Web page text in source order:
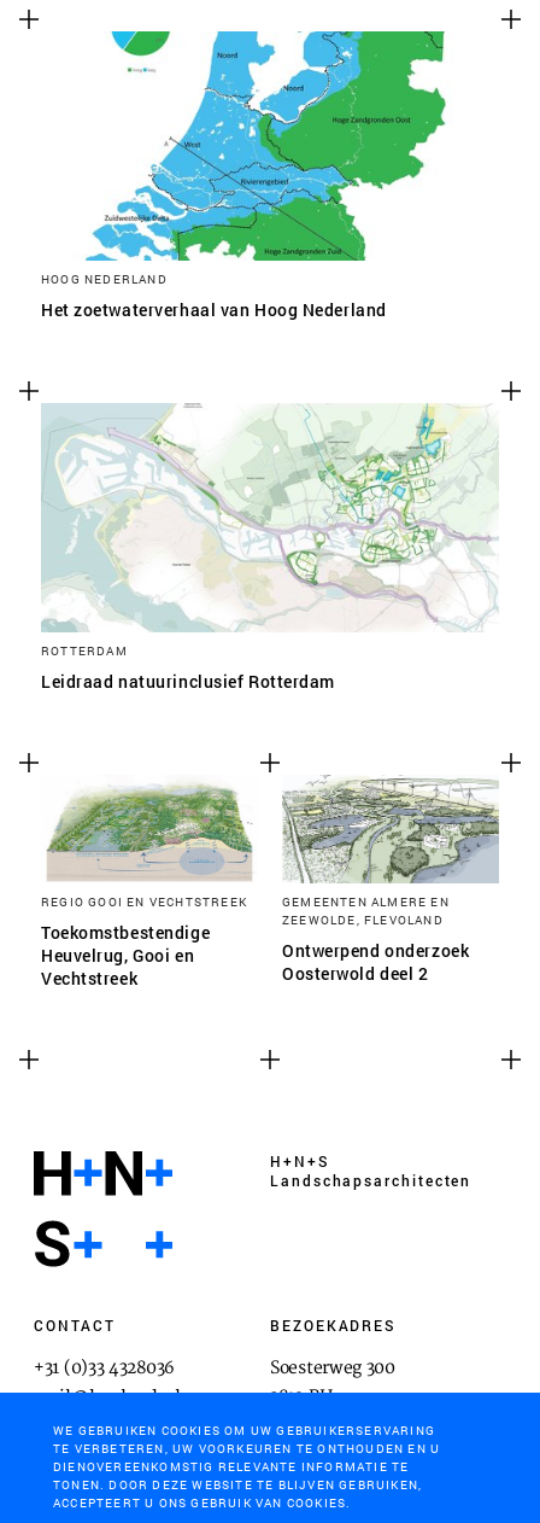
HOOG NEDERLAND
Het zoetwaterverhaal van Hoog Nederland
ROTTERDAM
Leidraad natuurinclusief Rotterdam
REGIO GOOI EN VECHTSTREEK
Toekomstbestendige
Heuvelrug, Gooi en
Vechtstreek
GEMEENTEN ALMERE EN
ZEEWOLDE, FLEVOLAND
Ontwerpend onderzoek
Oosterwold deel 2
H+N+S
Landschaps­architecten
CONTACT
+31 (0)33 4328036
mail@hnsland.nl
BEZOEKADRES
Soesterweg 300
3812 BH
Amersfoort
POSTADRES
WE GEBRUIKEN COOKIES OM UW GEBRUIKERSERVARING
TE VERBETEREN, UW VOORKEUREN TE ONTHOUDEN EN U
DIENOVEREENKOMSTIG RELEVANTE INFORMATIE TE
TONEN. DOOR DEZE WEBSITE TE BLIJVEN GEBRUIKEN,
ACCEPTEERT U ONS GEBRUIK VAN COOKIES.